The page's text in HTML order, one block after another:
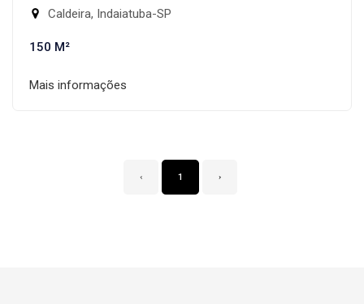
Caldeira, Indaiatuba-SP
150 M²
Mais informações
‹ 1 ›